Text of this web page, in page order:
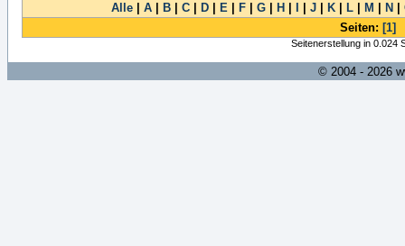
Alle A B C D E F G H J K L M N
Seiten: [1]
Seitenerstellung in 0.024
© 2004 - 2026